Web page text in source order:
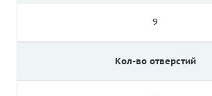
9
Кол-во отверстий